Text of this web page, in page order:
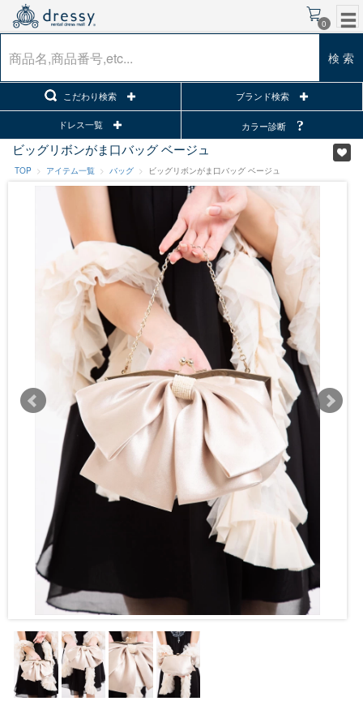
0
検 索
こだわり検索 ブランド検索
ドレス一覧 カラー診断
ビッグリボンがま口バッグ ベージュ
TOP アイテム一覧 バッグ ビッグリボンがま口バッグ ベージュ